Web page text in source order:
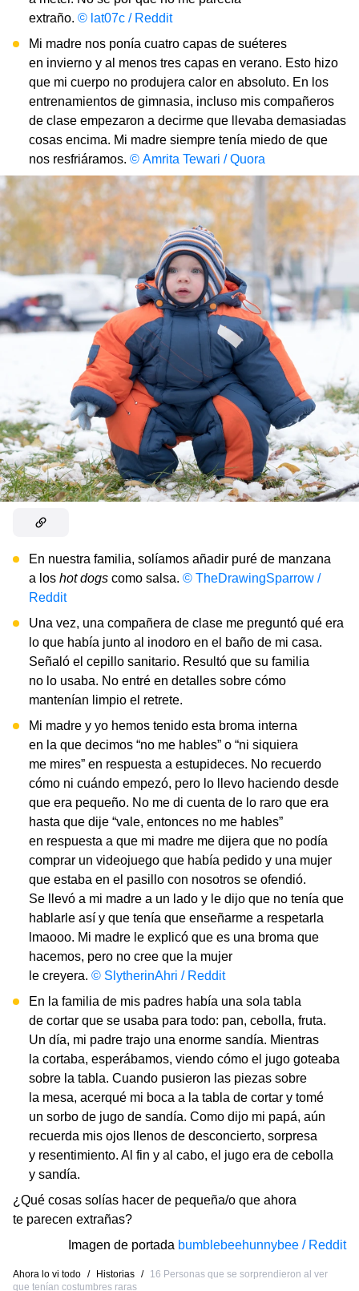
extraño. © lat07c / Reddit
Mi madre nos ponía cuatro capas de suéteres
en invierno y al menos tres capas en verano. Esto hizo
que mi cuerpo no produjera calor en absoluto. En los
entrenamientos de gimnasia, incluso mis compañeros
de clase empezaron a decirme que llevaba demasiadas
cosas encima. Mi madre siempre tenía miedo de que
nos resfriáramos. © Amrita Tewari / Quora
En nuestra familia, solíamos añadir puré de manzana
a los hot dogs como salsa. © TheDrawingSparrow /
Reddit
Una vez, una compañera de clase me preguntó qué era
lo que había junto al inodoro en el baño de mi casa.
Señaló el cepillo sanitario. Resultó que su familia
no lo usaba. No entré en detalles sobre cómo
mantenían limpio el retrete.
Mi madre y yo hemos tenido esta broma interna
en la que decimos “no me hables” o “ni siquiera
me mires” en respuesta a estupideces. No recuerdo
cómo ni cuándo empezó, pero lo llevo haciendo desde
que era pequeño. No me di cuenta de lo raro que era
hasta que dije “vale, entonces no me hables”
en respuesta a que mi madre me dijera que no podía
comprar un videojuego que había pedido y una mujer
que estaba en el pasillo con nosotros se ofendió.
Se llevó a mi madre a un lado y le dijo que no tenía que
hablarle así y que tenía que enseñarme a respetarla
lmaooo. Mi madre le explicó que es una broma que
hacemos, pero no cree que la mujer
le creyera. © SlytherinAhri / Reddit
En la familia de mis padres había una sola tabla
de cortar que se usaba para todo: pan, cebolla, fruta.
Un día, mi padre trajo una enorme sandía. Mientras
la cortaba, esperábamos, viendo cómo el jugo goteaba
sobre la tabla. Cuando pusieron las piezas sobre
la mesa, acerqué mi boca a la tabla de cortar y tomé
un sorbo de jugo de sandía. Como dijo mi papá, aún
recuerda mis ojos llenos de desconcierto, sorpresa
y resentimiento. Al fin y al cabo, el jugo era de cebolla
y sandía.
¿Qué cosas solías hacer de pequeña/o que ahora
te parecen extrañas?
Imagen de portada bumblebeehunnybee / Reddit
Ahora lo vi todo / Historias /
16 Personas que se sorprendieron al ver
que tenían costumbres raras